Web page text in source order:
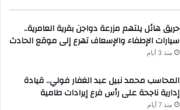
حريق هائل يلتهم مزرعة دواجن بقرية العامرية..
سيارات الإطفاء والإسعاف تهرع إلى موقع الحادث
منذ 3 أيام
المحاسب محمد نبيل عبد الغفار فولي.. قيادة
إدارية ناجحة على رأس فرع إيرادات طامية
منذ 7 أيام